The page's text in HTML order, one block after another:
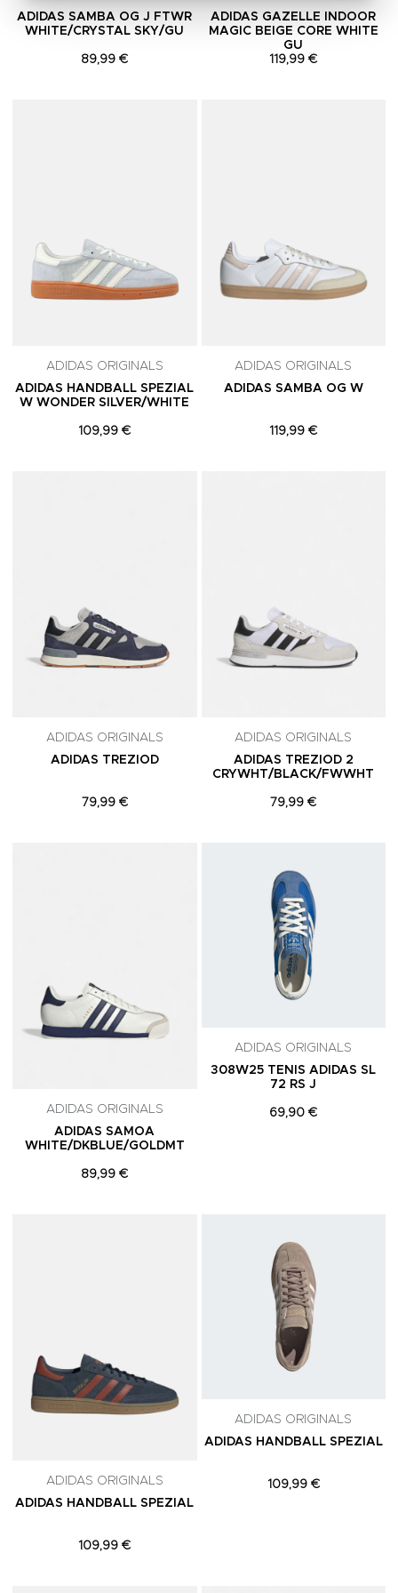
ADIDAS SAMBA OG J FTWR
WHITE/CRYSTAL SKY/GU
89,99 €
ADIDAS GAZELLE INDOOR
MAGIC BEIGE CORE WHITE
GU
119,99 €
ADIDAS ORIGINALS
ADIDAS HANDBALL SPEZIAL
W WONDER SILVER/WHITE
109,99 €
ADIDAS ORIGINALS
ADIDAS SAMBA OG W
119,99 €
ADIDAS ORIGINALS
ADIDAS TREZIOD
79,99 €
ADIDAS ORIGINALS
ADIDAS TREZIOD 2
CRYWHT/BLACK/FWWHT
79,99 €
ADIDAS ORIGINALS
ADIDAS SAMOA
WHITE/DKBLUE/GOLDMT
89,99 €
ADIDAS ORIGINALS
308W25 TENIS ADIDAS SL
72 RS J
69,90 €
ADIDAS ORIGINALS
ADIDAS HANDBALL SPEZIAL
109,99 €
ADIDAS ORIGINALS
ADIDAS HANDBALL SPEZIAL
109,99 €